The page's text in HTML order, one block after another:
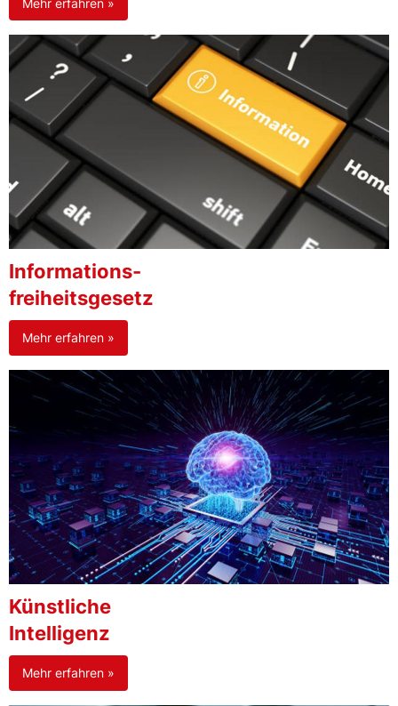
Informations-
freiheitsgesetz
Mehr erfahren »
Künstliche
Intelligenz
Mehr erfahren »